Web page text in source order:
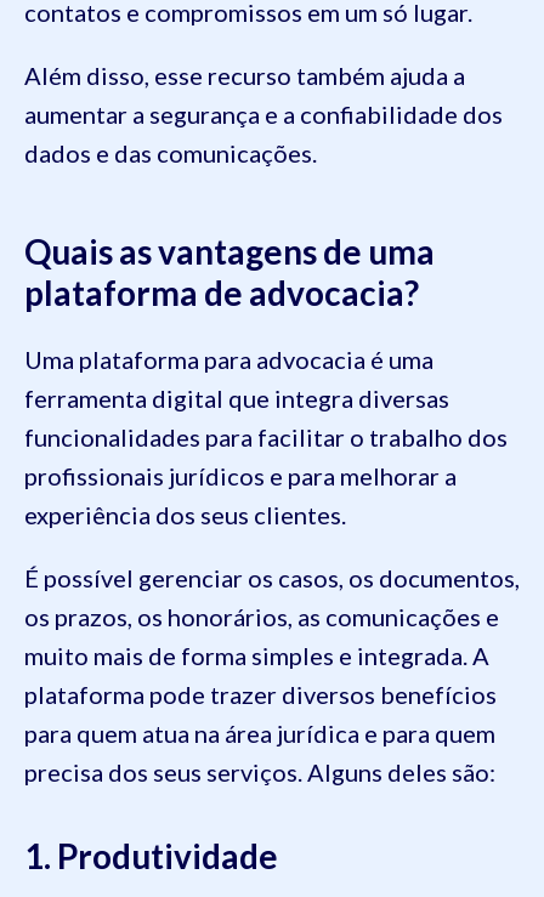
contatos e compromissos em um só lugar.
Além disso, esse recurso também ajuda a
aumentar a segurança e a confiabilidade dos
dados e das comunicações.
Quais as vantagens de uma
plataforma de advocacia?
Uma plataforma para advocacia é uma
ferramenta digital que integra diversas
funcionalidades para facilitar o trabalho dos
profissionais jurídicos e para melhorar a
experiência dos seus clientes.
É possível gerenciar os casos, os documentos,
os prazos, os honorários, as comunicações e
muito mais de forma simples e integrada. A
plataforma pode trazer diversos benefícios
para quem atua na área jurídica e para quem
precisa dos seus serviços. Alguns deles são:
1. Produtividade